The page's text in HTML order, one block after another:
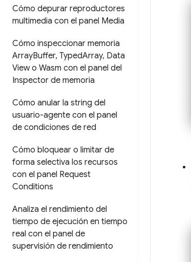
Cómo depurar reproductores
multimedia con el panel Media
Cómo inspeccionar memoria
ArrayBuffer, TypedArray, Data
View o Wasm con el panel del
Inspector de memoria
Cómo anular la string del
usuario-agente con el panel
de condiciones de red
Cómo bloquear o limitar de
forma selectiva los recursos
con el panel Request
Conditions
Analiza el rendimiento del
tiempo de ejecución en tiempo
real con el panel de
supervisión de rendimiento